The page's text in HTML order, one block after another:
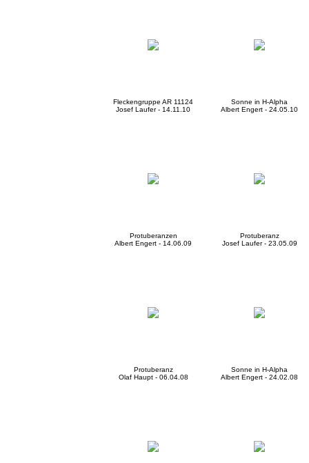
Fleckengruppe AR 11124
Josef Laufer - 14.11.10
Sonne in H-Alpha
Albert Engert - 24.05.10
Protuberanzen
Albert Engert - 14.06.09
Protuberanz
Josef Laufer - 23.05.09
Protuberanz
Olaf Haupt - 06.04.08
Sonne in H-Alpha
Albert Engert - 24.02.08